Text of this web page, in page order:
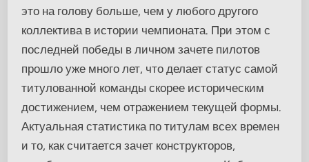
это на голову больше, чем у любого другого
коллектива в истории чемпионата. При этом с
последней победы в личном зачете пилотов
прошло уже много лет, что делает статус самой
титулованной команды скорее историческим
достижением, чем отражением текущей формы.
Актуальная статистика по титулам всех времен
и то, как считается зачет конструкторов,